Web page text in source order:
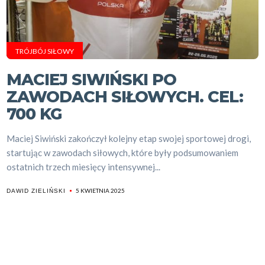
TRÓJBÓJ SIŁOWY
MACIEJ SIWIŃSKI PO
ZAWODACH SIŁOWYCH. CEL:
700 KG
Maciej Siwiński zakończył kolejny etap swojej sportowej drogi,
startując w zawodach siłowych, które były podsumowaniem
ostatnich trzech miesięcy intensywnej...
DAWID ZIELIŃSKI 5 KWIETNIA 2025